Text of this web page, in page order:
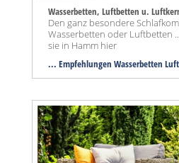
Wasserbetten, Luftbetten u.
Den ganz besondere
Wasserbetten oder Luftbetten
sie in Hamm hier
... Empfehlungen Wasserbetten